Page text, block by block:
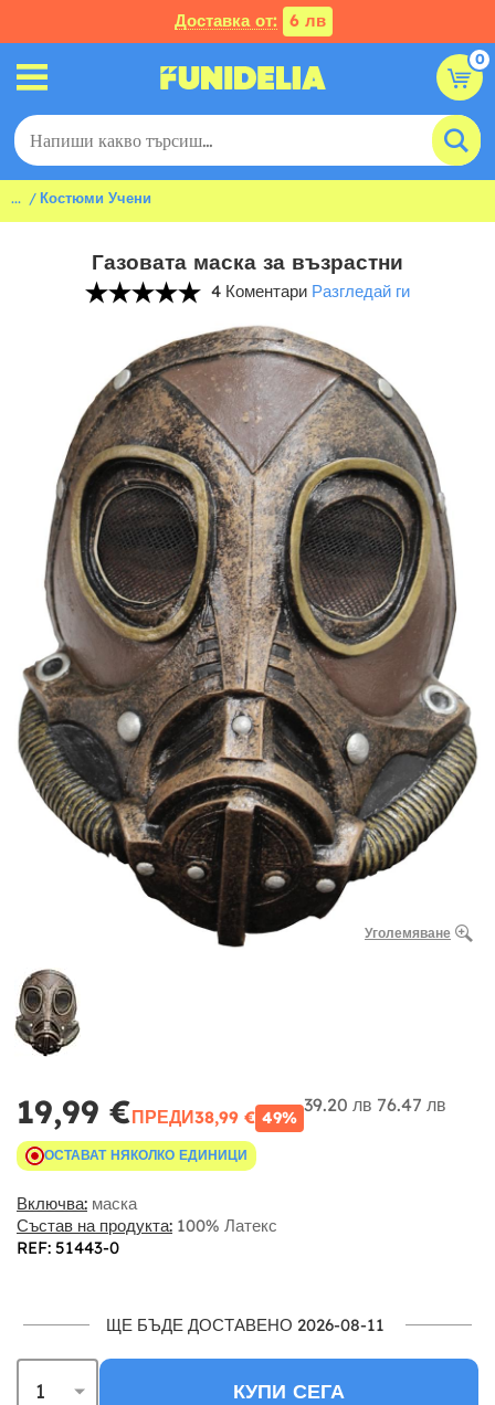
Доставка от: 6 лв
0
... Костюми Учени
Газовата маска за възрастни
4 Коментари Разгледай ги
Уголемяване
19,99 €ПРЕДИ38,99 € 49%
39.20 лв 76.47 лв
ОСТАВАТ НЯКОЛКО ЕДИНИЦИ
Включва: маска
Състав на продукта: 100% Латекс
REF: 51443-0
ЩЕ БЪДЕ ДОСТАВЕНО 2026-08-11
КУПИ СЕГА